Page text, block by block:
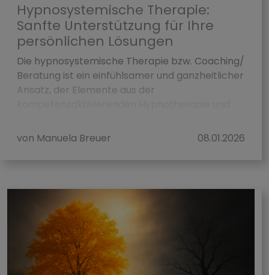
Hypnosystemische Therapie:
Sanfte Unterstützung für Ihre
persönlichen Lösungen
Die hypnosystemische Therapie bzw. Coaching/
Beratung ist ein einfühlsamer und ganzheitlicher
Ansatz, der Elemente aus der
von Manuela Breuer
08.01.2026